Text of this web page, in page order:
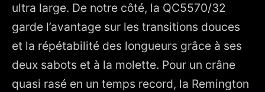
ultra large. De notre côté, la QC5570/32
garde l’avantage sur les transitions douces
et la répétabilité des longueurs grâce à ses
deux sabots et à la molette. Pour un crâne
quasi rasé en un temps record, la Remington